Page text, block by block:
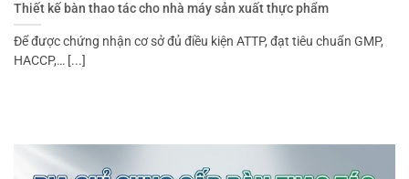
Thiết kế bàn thao tác cho nhà máy sản xuất thực phẩm
Để được chứng nhận cơ sở đủ điều kiện ATTP, đạt tiêu chuẩn GMP,
HACCP,… [...]